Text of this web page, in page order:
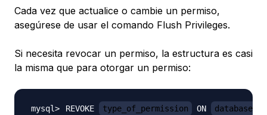
Cada vez que actualice o cambie un permiso,
asegúrese de usar el comando Flush Privileges.
Si necesita revocar un permiso, la estructura es casi
la misma que para otorgar un permiso:
REVOKE type_of_permission ON